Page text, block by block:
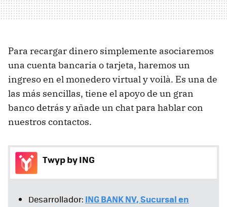
Para recargar dinero simplemente asociaremos
una cuenta bancaria o tarjeta, haremos un
ingreso en el monedero virtual y voilà. Es una de
las más sencillas, tiene el apoyo de un gran
banco detrás y añade un chat para hablar con
nuestros contactos.
Twyp by ING
Desarrollador: ING BANK NV, Sucursal en